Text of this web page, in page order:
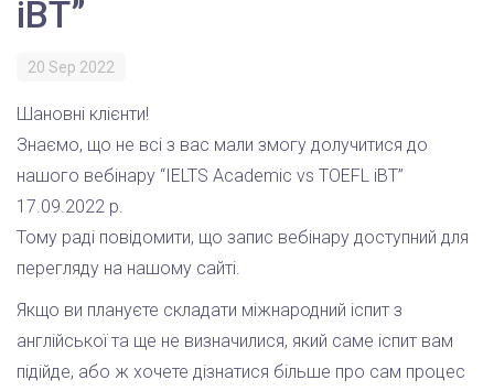
iBT”
20 Sep 2022
Шановні клієнти!
Знаємо, що не всі з вас мали змогу долучитися до
нашого вебінару “IELTS Academic vs TOEFL iBT”
17.09.2022 р.
Тому раді повідомити, що запис вебінару доступний для
перегляду на нашому сайті.
Якщо ви плануєте складати міжнародний іспит з
англійської та ще не визначилися, який саме іспит вам
підійде, або ж хочете дізнатися більше про сам процес